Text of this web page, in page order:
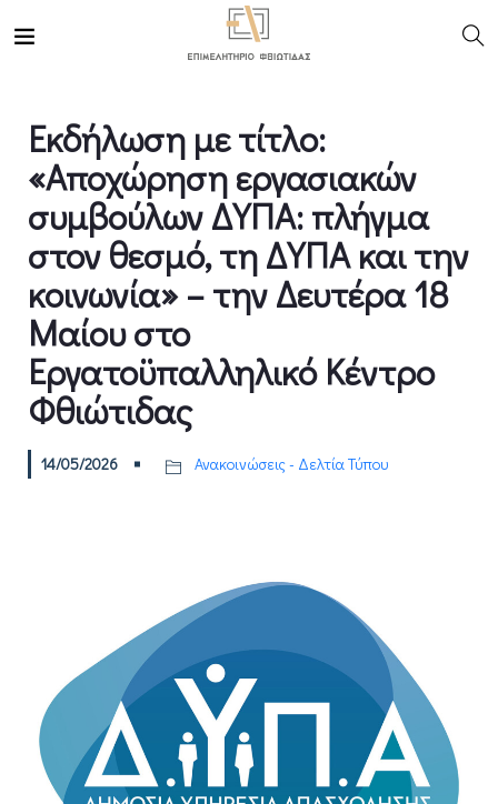
Eκδήλωση με τίτλο:
«Αποχώρηση εργασιακών
συμβούλων ΔΥΠΑ: πλήγμα
στον θεσμό, τη ΔΥΠΑ και την
κοινωνία» – την Δευτέρα 18
Μαίου στο
Εργατοϋπαλληλικό Κέντρο
Φθιώτιδας
14/05/2026 Ανακοινώσεις - Δελτία Τύπου